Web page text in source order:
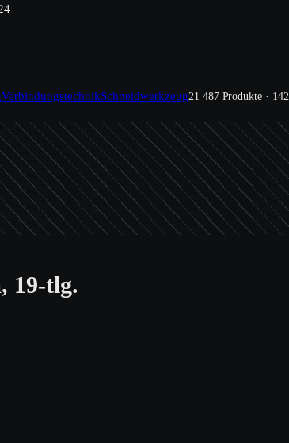
VerbindungstechnikSchneidwerkzeug21 487 Produkte ·
19-tlg.